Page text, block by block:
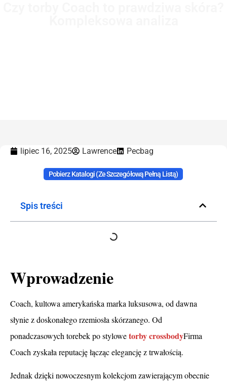
lipiec 16, 2025 Lawrence Pecbag
Pobierz Katalogi (ze Szczegółową Pełną Listą)
Spis treści
Wprowadzenie
Coach, kultowa amerykańska marka luksusowa, od dawna
słynie z doskonałego rzemiosła skórzanego. Od
ponadczasowych torebek po stylowetorby crossbodyFirma
Coach zyskała reputację łącząc elegancję z trwałością.
Jednak dzięki nowoczesnym kolekcjom zawierającym obecnie